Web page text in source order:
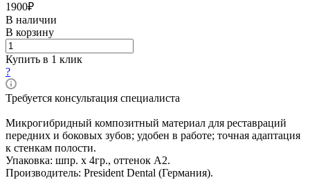
1900₽
В наличии
В корзину
Купить в 1 клик
?
Требуется консультация специалиста
Микрогибридный композитный материал для реставраций
передних и боковых зубов; удобен в работе; точная адаптация
к стенкам полости.
Упаковка: шпр. х 4гр., оттенок A2.
Производитель: President Dental (Германия).